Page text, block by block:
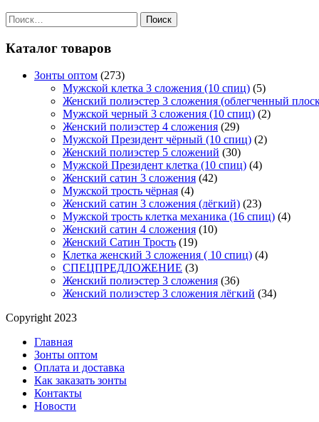
Найти:
Каталог товаров
Зонты оптом (273)
Мужской клетка 3 сложения (10 спиц) (5)
Женский полиэстер 3 сложения (облегченный
Мужской черный 3 сложения (10 спиц) (2)
Женский полиэстер 4 сложения (29)
Мужской Президент чёрный (10 спиц) (2)
Женский полиэстер 5 сложений (30)
Мужской Президент клетка (10 спиц) (4)
Женский сатин 3 сложения (42)
Мужской трость чёрная (4)
Женский сатин 3 сложения (лёгкий) (23)
Мужской трость клетка механика (16 спиц) (4)
Женский сатин 4 сложения (10)
Женский Сатин Трость (19)
Клетка женский 3 сложения ( 10 спиц) (4)
СПЕЦПРЕДЛОЖЕНИЕ (3)
Женский полиэстер 3 сложения (36)
Женский полиэстер 3 сложения лёгкий (34)
Copyright 2023
Главная
Зонты оптом
Оплата и доставка
Как заказать зонты
Контакты
Новости